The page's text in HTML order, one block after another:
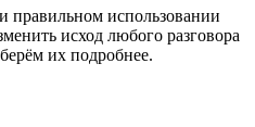
использовании
исход любого разговора
их подробнее.